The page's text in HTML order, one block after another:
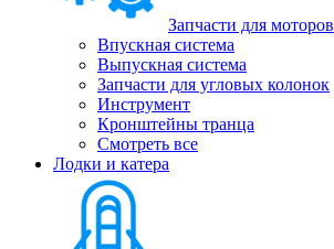
Запчасти для моторов
Впускная система
Выпускная система
Запчасти для угловых колонок
Инструмент
Кронштейны транца
Смотреть все
Лодки и катера